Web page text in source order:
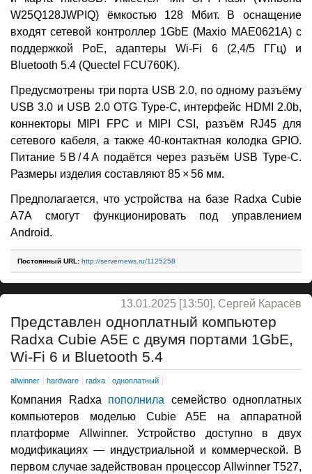
W25Q128JWPIQ) ёмкостью 128 Мбит. В оснащение
входят сетевой контроллер 1GbE (Maxio MAE0621A) с
поддержкой PoE, адаптеры Wi-Fi 6 (2,4/5 ГГц) и
Bluetooth 5.4 (Quectel FCU760K).
Предусмотрены три порта USB 2.0, по одному разъёму
USB 3.0 и USB 2.0 OTG Type-C, интерфейс HDMI 2.0b,
коннекторы MIPI FPC и MIPI CSI, разъём RJ45 для
сетевого кабеля, а также 40-контактная колодка GPIO.
Питание 5 В / 4 А подаётся через разъём USB Type-C.
Размеры изделия составляют 85 × 56 мм.
Предполагается, что устройства на базе Radxa Cubie
A7A смогут функционировать под управлением
Android.
Постоянный URL: http://servernews.ru/1125258
13.01.2025 [13:50], Сергей Карасёв
Представлен одноплатный компьютер
Radxa Cubie A5E с двумя портами 1GbE,
Wi-Fi 6 и Bluetooth 5.4
allwinner hardware radxa одноплатный
Компания Radxa пополнила семейство одноплатных
компьютеров моделью Cubie A5E на аппаратной
платформе Allwinner. Устройство доступно в двух
модификациях — индустриальной и коммерческой. В
первом случае задействован процессор Allwinner T527,